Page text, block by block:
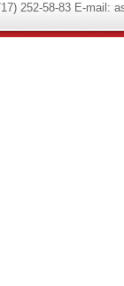
252-58-83 E-mail: